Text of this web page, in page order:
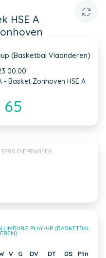
HSE A
(Basketbal Vlaanderen)
00:00
- Basket Zonhoven HSE A
65
DIEPENBEEK
LIMBURG PLAY-UP (BASKETBAL
V G DV DT DS Ptn